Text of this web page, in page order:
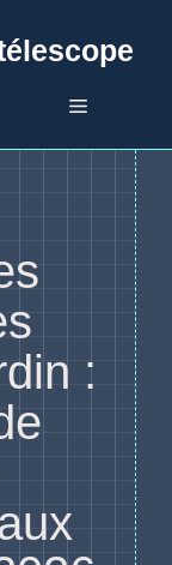
Menu
: